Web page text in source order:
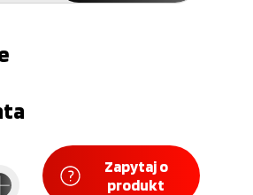
Zapytaj o
produkt